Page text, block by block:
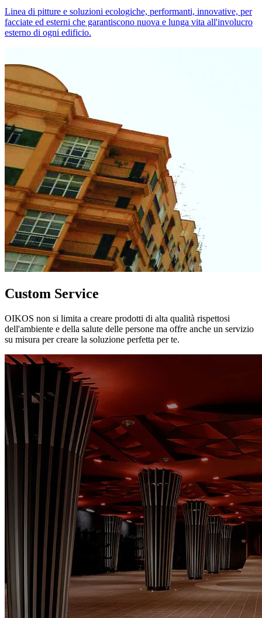
Linea di pitture e soluzioni ecologiche, performanti, innovative, per
facciate ed esterni che garantiscono nuova e lunga vita all'involucro
esterno di ogni edificio.
Custom Service
OIKOS non si limita a creare prodotti di alta qualità rispettosi
dell'ambiente e della salute delle persone ma offre anche un servizio
su misura per creare la soluzione perfetta per te.